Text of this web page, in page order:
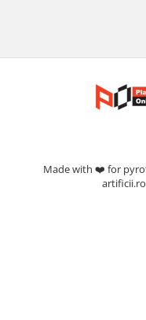
Made with ❤️ for
artificii.ro